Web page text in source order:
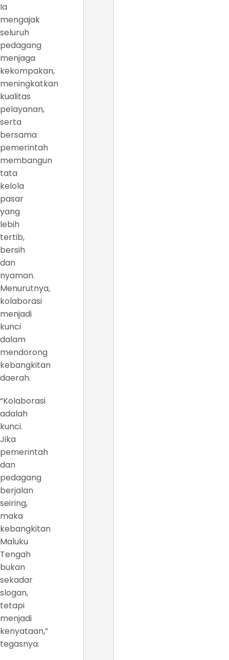
Ia
mengajak
seluruh
pedagang
menjaga
kekompakan,
meningkatkan
kualitas
pelayanan,
serta
bersama
pemerintah
membangun
tata
kelola
pasar
yang
lebih
tertib,
bersih
dan
nyaman.
Menurutnya,
kolaborasi
menjadi
kunci
dalam
mendorong
kebangkitan
daerah.
“Kolaborasi
adalah
kunci.
Jika
pemerintah
dan
pedagang
berjalan
seiring,
maka
kebangkitan
Maluku
Tengah
bukan
sekadar
slogan,
tetapi
menjadi
kenyataan,”
tegasnya.